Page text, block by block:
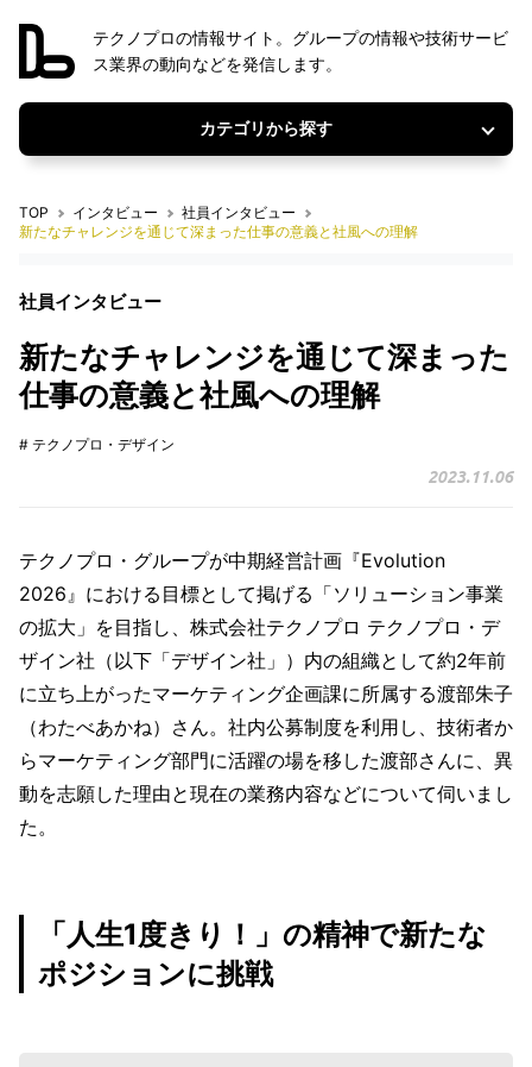
テクノプロの情報サイト。グループの情報や技術サービ
ス業界の動向などを発信します。
カテゴリから探す
TOP インタビュー
社員インタビュー
新たなチャレンジを通じて深まった仕事の意義と社風への理解
社員インタビュー
新たなチャレンジを通じて深まった
仕事の意義と社風への理解
# テクノプロ・デザイン
2023.11.06
テクノプロ・グループが中期経営計画『Evolution
2026』における目標として掲げる「ソリューション事業
の拡大」を目指し、株式会社テクノプロ テクノプロ・デ
ザイン社（以下「デザイン社」）内の組織として約2年前
に立ち上がったマーケティング企画課に所属する渡部朱子
（わたべあかね）さん。社内公募制度を利用し、技術者か
らマーケティング部門に活躍の場を移した渡部さんに、異
動を志願した理由と現在の業務内容などについて伺いまし
た。
「人生1度きり！」の精神で新たな
ポジションに挑戦